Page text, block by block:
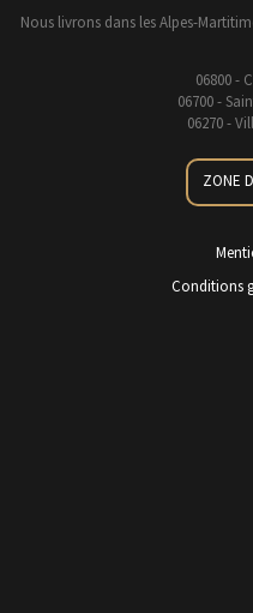
Nous livrons dans les Alpes-
06800 -
06700 -
06270 -
ZONE
Conditions